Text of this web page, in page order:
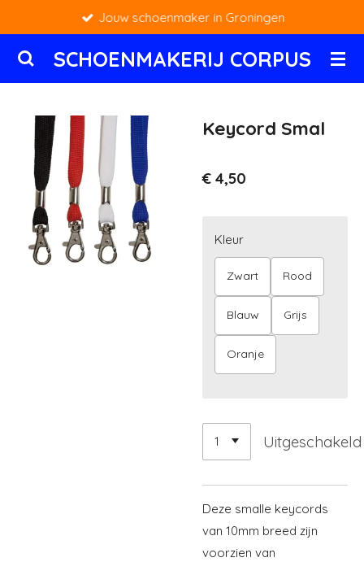
naar
de
SCHOENMAKERIJ CORPUS
Jouw schoenmaker in Groningen
Keycord Smal
€ 4,50
Kleur
Zwart Rood
Blauw Grijs
Oranje
Uitgeschakeld
Deze smalle keycords
van 10mm breed zijn
voorzien van